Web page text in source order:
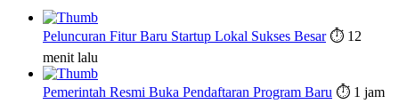
Peluncuran Fitur Baru Startup Lokal Sukses Besar ⏱️ 12
menit lalu
Pemerintah Resmi Buka Pendaftaran Program Baru ⏱️ 1 jam